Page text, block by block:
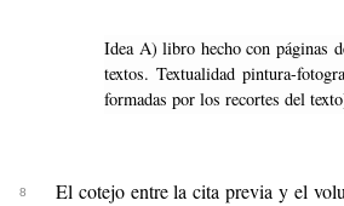
Idea A) libro hecho con páginas de los textos de mis diarios. Recortados, ampliados, repetidos, construidos y la lectura podría ser una frase recogida de cada uno de esos
textos. Textualidad pintura-
formadas por los recortes del
El cotejo entre la cita previa y el